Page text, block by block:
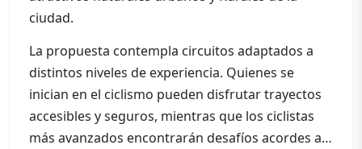
ciudad.
La propuesta contempla circuitos adaptados a
distintos niveles de experiencia. Quienes se
inician en el ciclismo pueden disfrutar trayectos
accesibles y seguros, mientras que los ciclistas
más avanzados encontrarán desafíos acordes a